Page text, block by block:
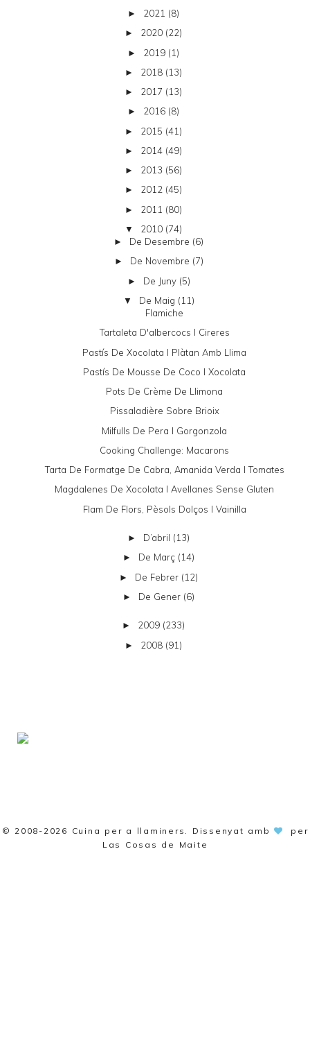
► 2021 (8)
► 2020 (22)
► 2019 (1)
► 2018 (13)
► 2017 (13)
► 2016 (8)
► 2015 (41)
► 2014 (49)
► 2013 (56)
► 2012 (45)
► 2011 (80)
▼ 2010 (74)
► De Desembre (6)
► De Novembre (7)
► De Juny (5)
▼ De Maig (11)
Flamiche
Tartaleta D'albercocs I Cireres
Pastís De Xocolata I Plàtan Amb Llima
Pastís De Mousse De Coco I Xocolata
Pots De Crème De Llimona
Pissaladière Sobre Brioix
Milfulls De Pera I Gorgonzola
Cooking Challenge: Macarons
Tarta De Formatge De Cabra, Amanida Verda I Tomates
Magdalenes De Xocolata I Avellanes Sense Gluten
Flam De Flors, Pèsols Dolços I Vainilla
► D’abril (13)
► De Març (14)
► De Febrer (12)
► De Gener (6)
► 2009 (233)
► 2008 (91)
© 2008-2026 Cuina per a llaminers . Dissenyat amb
per
Las Cosas de Maite